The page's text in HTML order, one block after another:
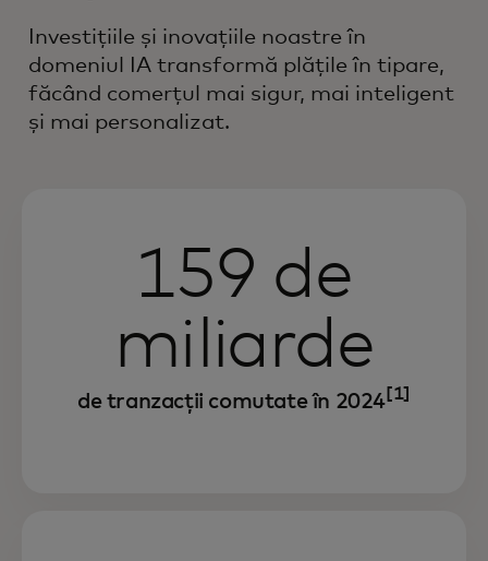
Investițiile și inovațiile noastre în
domeniul IA transformă plățile în tipare,
făcând comerțul mai sigur, mai inteligent
și mai personalizat.
159 de
miliarde
de tranzacții comutate în 2024[1]